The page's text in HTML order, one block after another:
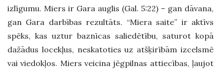
izlīgumu. Miers ir Gara auglis (Gal. 5:22) – gan dāvana,
gan Gara darbības rezultāts. “Miera saite” ir aktīvs
spēks, kas uztur baznīcas saliedētību, saturot kopā
dažādus locekļus, neskatoties uz atšķirībām izcelsmē
vai viedokļos. Miers veicina jēgpilnas attiecības, ļaujot